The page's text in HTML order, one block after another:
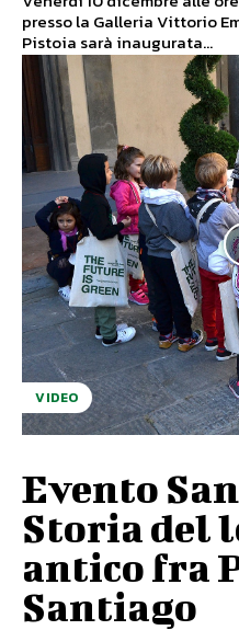
presso la Galleria Vittorio
Pistoia sarà inaugurata...
VIDEO
Evento
Storia del
antico fra
Santiago